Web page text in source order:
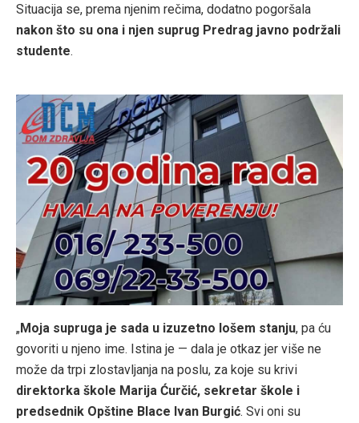
Situacija se, prema njenim rečima, dodatno pogoršala
nakon što su ona i njen suprug Predrag javno podržali
studente.
„Moja supruga je sada u izuzetno lošem stanju, pa ću
govoriti u njeno ime. Istina je — dala je otkaz jer više ne
može da trpi zlostavljanja na poslu, za koje su krivi
direktorka škole Marija Ćurčić, sekretar škole i
predsednik Opštine Blace Ivan Burgić. Svi oni su